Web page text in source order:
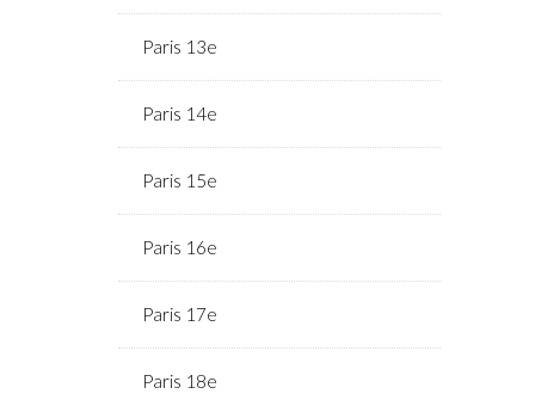
Paris 13e
Paris 14e
Paris 15e
Paris 16e
Paris 17e
Paris 18e